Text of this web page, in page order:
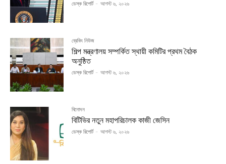
ডেস্ক রিপোর্ট - আগস্ট ৬, ২০২৬
ব্রেকিং নিউজ
শিল্প মন্ত্রণালয় সম্পর্কিত স্থায়ী কমিটির প্রথম বৈঠক
অনুষ্ঠিত
ডেস্ক রিপোর্ট - আগস্ট ৬, ২০২৬
বিনোদন
বিটিভির নতুন মহাপরিচালক কাজী জেসিন
ডেস্ক রিপোর্ট - আগস্ট ৬, ২০২৬